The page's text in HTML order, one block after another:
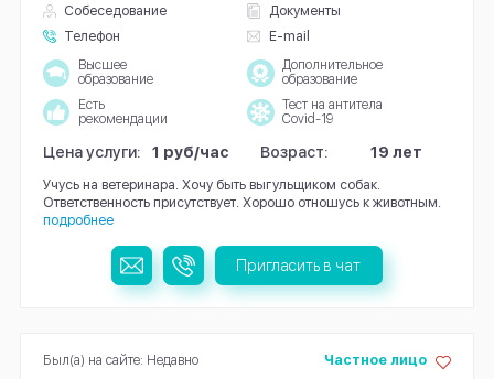
Собеседование
Документы
Телефон
E-mail
Высшее
образование
Дополнительное
образование
Есть
рекомендации
Тест на антитела
Covid-19
Цена услуги: 1 руб/час Возраст: 19 лет
Учусь на ветеринара. Хочу быть выгульщиком собак.
Ответственность присутствует. Хорошо отношусь к животным.
подробнее
Пригласить в чат
Частное лицо
Был(а) на сайте: Недавно